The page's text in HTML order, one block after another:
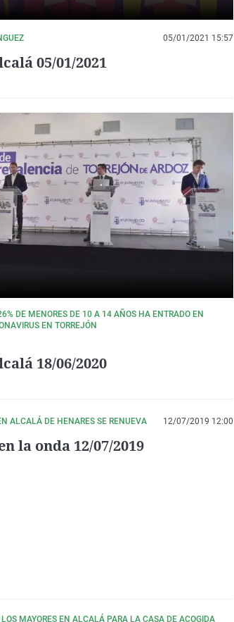
05/01/2021 15:57
05/01/2021
DE MENORES DE 10 A 14 AÑOS HA ENTRADO EN
EN TORREJÓN
18/06/2020
ALCALÁ DE HENARES SE RENUEVA 12/07/2019 12:00
la onda 12/07/2019
MAYORES EN ALCALÁ PARA LA CASA DE ACOGIDA